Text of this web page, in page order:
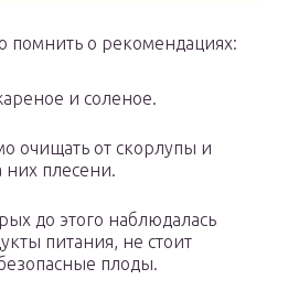
о рекомендациях:
и соленое.
очищать от скорлупы и
них плесени.
до этого наблюдалась
питания, не стоит
плоды.